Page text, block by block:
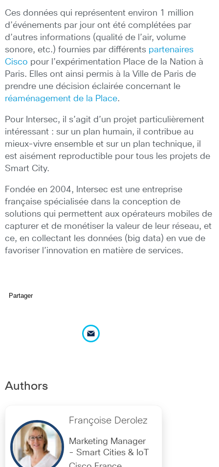
Ces données qui représentent environ 1 million
d’événements par jour ont été complétées par
d’autres informations (qualité de l’air, volume
sonore, etc.) fournies par différents partenaires
Cisco pour l’expérimentation Place de la Nation à
Paris. Elles ont ainsi permis à la Ville de Paris de
prendre une décision éclairée concernant le
réaménagement de la Place.
Pour Intersec, il s’agit d’un projet particulièrement
intéressant : sur un plan humain, il contribue au
mieux-vivre ensemble et sur un plan technique, il
est aisément reproductible pour tous les projets de
Smart City.
Fondée en 2004, Intersec est une entreprise
française spécialisée dans la conception de
solutions qui permettent aux opérateurs mobiles de
capturer et de monétiser la valeur de leur réseau, et
ce, en collectant les données (big data) en vue de
favoriser l’innovation en matière de services.
Partager
Authors
Françoise Derolez
Marketing Manager
- Smart Cities & IoT